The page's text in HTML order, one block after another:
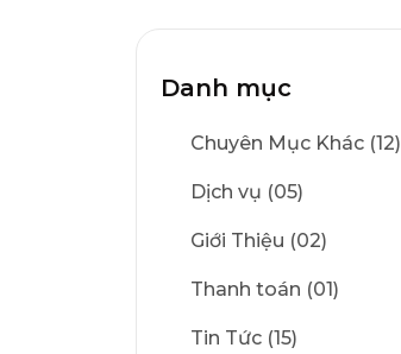
Danh mục
Chuyên Mục Khác (12)
Dịch vụ (05)
Giới Thiệu (02)
Thanh toán (01)
Tin Tức (15)